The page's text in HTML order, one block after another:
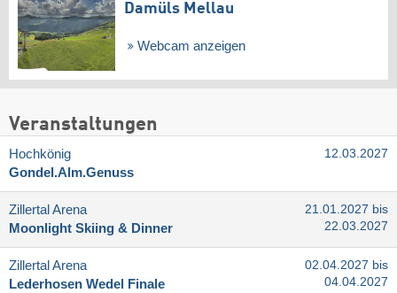
Damüls Mellau
Webcam anzeigen
Veranstaltungen
Hochkönig
Gondel.Alm.Genuss
12.03.2027
Zillertal Arena
Moonlight Skiing & Dinner
21.01.2027 bis
22.03.2027
Zillertal Arena
Lederhosen Wedel Finale
02.04.2027 bis
04.04.2027